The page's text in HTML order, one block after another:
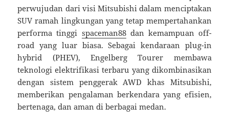
perwujudan dari visi Mitsubishi dalam menciptakan
SUV ramah lingkungan yang tetap mempertahankan
performa tinggi spaceman88dan kemampuan off-
road yang luar biasa. Sebagai kendaraan plug-in
hybrid (PHEV), Engelberg Tourer membawa
teknologi elektrifikasi terbaru yang dikombinasikan
dengan sistem penggerak AWD khas Mitsubishi,
memberikan pengalaman berkendara yang efisien,
bertenaga, dan aman di berbagai medan.